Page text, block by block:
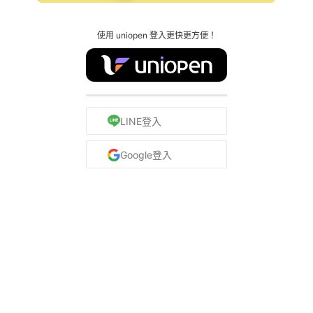
使用 uniopen 登入更快更方便！
LINE登入
Google登入